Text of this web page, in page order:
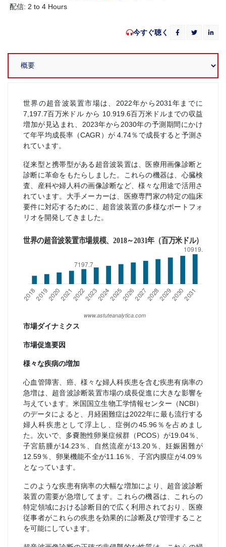
配信: 2 to 4 Hours
今すぐ聴く
世界の超音波装置市場は、2022年から2031年までに
7,197.7百万米ドル から 10.919.6百万米ドルまでの収益
増加が見込まれ、2023年から2030年の予測期間にかけ
て年平均成長率（CAGR）が 4.74％で成長すると予測さ
れています。
従来型と携帯型がある超音波装置は、医療用画像診断と
診断に革命をもたらしました。これらの機器は、心臓検
査、産科や婦人科の画像診断など、様々な用途で活用さ
れています。大手メーカーは、医療専門家の特定の臨床
要件に対応するために、超音波装置の多様なポートフォ
リオを開発してきました。
市場ダイナミクス
市場促進要因
様々な疾病の増加
心血管障害、癌、様々な婦人科疾患を含む疾患有病率の
急増は、超音波診断装置市場の成長促進に大きな影響を
与えています。米国国立生物工学情報センター（NCBI）
のデータによると、月経困難症は2022年に最も流行する
婦人科疾患として浮上し、症例の45.96％を占めまし
た。次いで、多嚢胞性卵巣症候群（PCOS）が19.04％、
子宮筋腫が14.23％、自然流産が13.20％、妊娠困難が
12.59％、卵巣機能不全が11.16％、子宮内膜症が4.09％
となっています。
このような疾患有病率の大幅な増加により、超音波診断
装置の需要が急増してます。これらの機器は、これらの
特定領域における診断目的で広く利用されており、医療
従事者がこれらの疾患を効果的に診断及び管理すること
を可能にしています。